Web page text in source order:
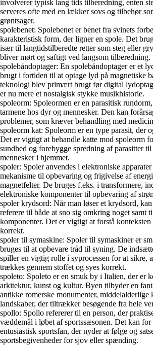
involverer typisk lang tids tilberedning, enten
serveres ofte med en lækker sovs og tilbehør
grøntsager.
spolebenet: Spolebenet er benet fra svinets
karakteristisk form, der ligner en spole. Det
især til langtidstilberedte retter som steg eller
bliver mørt og saftigt ved langsom tilberedning.
spolebåndoptager: En spolebåndoptager er et
brugt i fortiden til at optage lyd på magnetiske
teknologi blev primært brugt før digital
er nu mere et nostalgisk stykke musikhistorie.
spoleorm: Spoleormen er en parasitisk
tarmene hos dyr og mennesker. Den kan
problemer, som kræver behandling med
spoleorm kat: Spoleorm er en type parasit, der
Det er vigtigt at behandle katte mod spoleorm
sundhed og forebygge spredning af parasitter
mennesker i hjemmet.
spoler: Spoler anvendes i elektroniske
mekanisme til opbevaring og frigivelse af
magnetfelter. De bruges f.eks. i transformere,
elektroniske komponenter til opbevaring af
spoler krydsord: Når man løser et krydsord,
referere til både at sno sig omkring noget samt
komponenter. Det er vigtigt at forstå
korrekt.
spoler til symaskine: Spoler til symaskiner er
bruges til at opbevare tråd til syning. De
spiller en vigtig rolle i syprocessen for at sikre,
trækkes gennem stoffet og syes korrekt.
spoleto: Spoleto er en smuk by i Italien, der er
arkitektur, kunst og kultur. Byen tilbyder en
antikke romerske monumenter, middelalderlige
landskaber, der tiltrækker besøgende fra hele
spollo: Spollo refererer til en person, der
væddemål i løbet af sportssæsonen. Det kan for
entusiastisk sportsfan, der nyder at følge og
sportsbegivenheder for sjov eller spænding.